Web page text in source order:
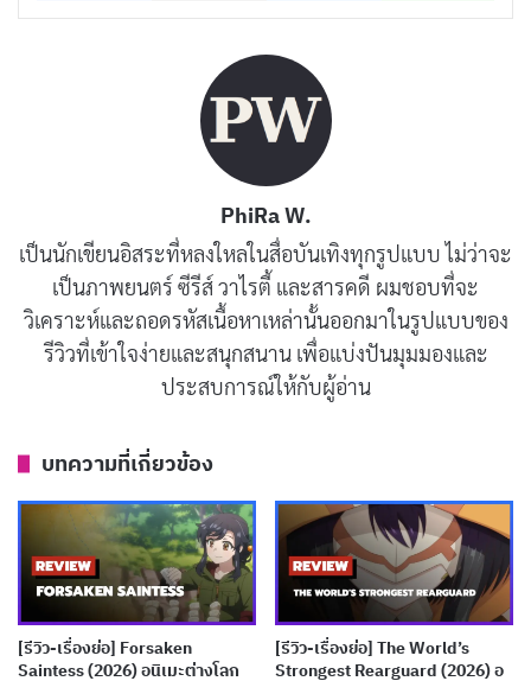
(Yuno Sengoku) และฟูจิ มิยาโกะ (Fuji Miyako) ก่อนจะทิ้ง
ระเบิดอารมณ์ไว้ตอนท้ายแบบที่ทำให้ต้องกลับมาติดตาม
ตอนต่อไปอย่างช่วยไม่ได้
BanG Dream! YUME∞MITA เล่าเรื่องของ Mugendai
Mewtype หรือ MewType เกิร์ลกรุ๊ปสี่คนที่เกิดขึ้นจากความ
บังเอิญและเงื่อนไขทางสัญญามากกว่าความตั้งใจ สมาชิก
แต่ละคนล้วนมีเหตุผลส่วนตัวที่ทำให้ไม่พร้อมจะเป็นส่วน
หนึ่งของวง แต่กลับถูกสถานการณ์บังคับให้ต้องมาอยู่ด้วย
กัน การดำเนินเรื่องในช่วง 3 ตอนแรกจึงไม่ได้มุ่งไปที่การ
PhiRa W.
เป็นนักเขียนอิสระที่หลงใหลในสื่อบันเทิงทุกรูปแบบ ไม่ว่าจะ
เป็นภาพยนตร์ ซีรีส์ วาไรตี้ และสารคดี ผมชอบที่จะ
วิเคราะห์และถอดรหัสเนื้อหาเหล่านั้นออกมาในรูปแบบของ
รีวิวที่เข้าใจง่ายและสนุกสนาน เพื่อแบ่งปันมุมมองและ
ประสบการณ์ให้กับผู้อ่าน
บทความที่เกี่ยวข้อง
[รีวิว-เรื่องย่อ] Forsaken
Saintess (2026) อนิเมะต่างโลก
[รีวิว-เรื่องย่อ] The World’s
Strongest Rearguard (2026) อ